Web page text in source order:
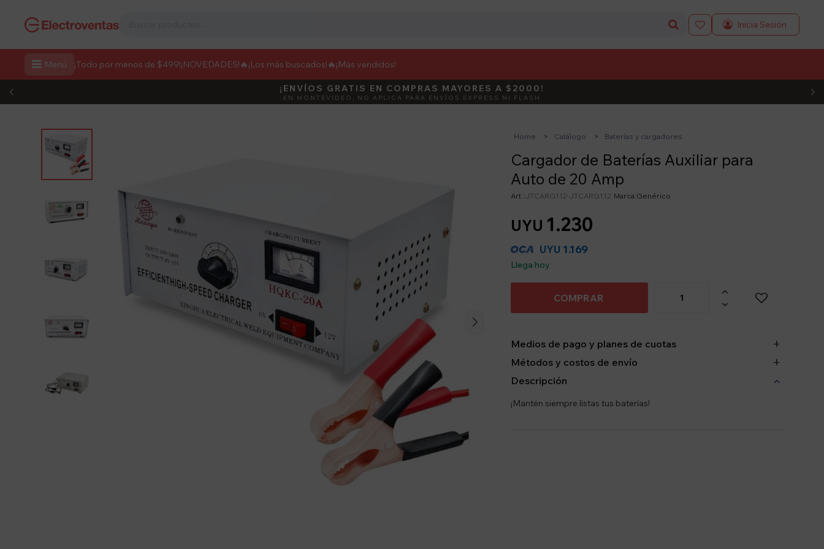
 Menú ¡Todo por menos de $499!¡NOVEDADES! 🔥¡Los más buscados!🔥 ¡Más vendidos!

DEBUT ACTIVÁ EL CÓDIGO
¡ENVÍOS GRATIS EN COMPRAS MAYORES A $2000!
EN MONTEVIDEO, NO APLICA PARA ENVÍOS EXPRESS NI FLASH
Home Catálogo Baterías y cargadores
Cargador de Baterías Auxiliar para
Auto de 20 Amp
JTCARG112-JTCARG112 Genérico
UYU 1.230
UYU 1.169
Llega hoy
COMPRAR


Medios de pago y planes de cuotas
Métodos y costos de envío
Descripción
¡Mantén siempre listas tus baterías!